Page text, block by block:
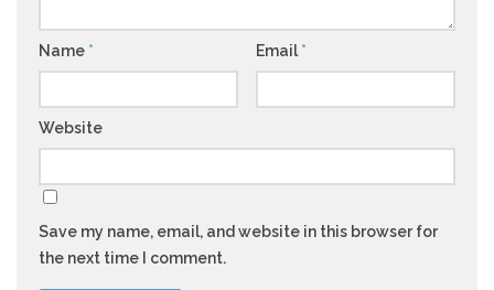
Name * Email *
Website
Save my name, email, and website in this browser for
the next time I comment.